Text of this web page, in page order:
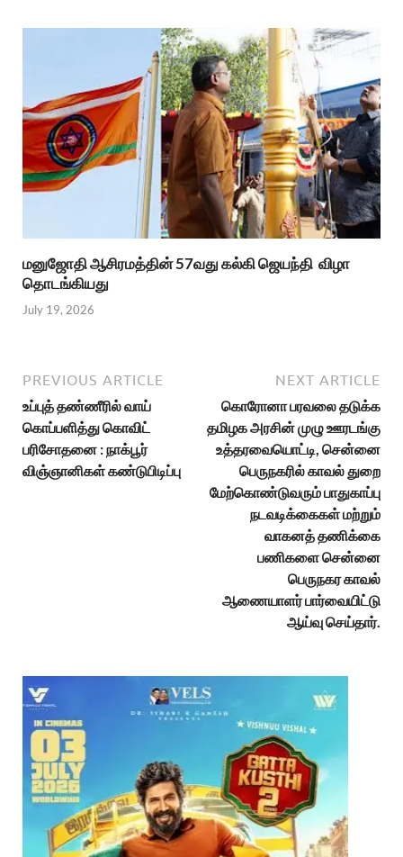
மனுஜோதி ஆசிரமத்தின் 57வது கல்கி ஜெயந்தி விழா
தொடங்கியது
July 19, 2026
PREVIOUS ARTICLE
உப்புத் தண்ணீரில் வாய்
கொப்பளித்து கொவிட்
பரிசோதனை : நாக்பூர்
விஞ்ஞானிகள் கண்டுபிடிப்பு
NEXT ARTICLE
கொரோனா பரவலை தடுக்க
தமிழக அரசின் முழு ஊரடங்கு
உத்தரவையொட்டி, சென்னை
பெருநகரில் காவல் துறை
மேற்கொண்டுவரும் பாதுகாப்பு
நடவடிக்கைகள் மற்றும்
வாகனத் தணிக்கை
பணிகளை சென்னை
பெருநகர காவல்
ஆணையாளர் பார்வையிட்டு
ஆய்வு செய்தார்.